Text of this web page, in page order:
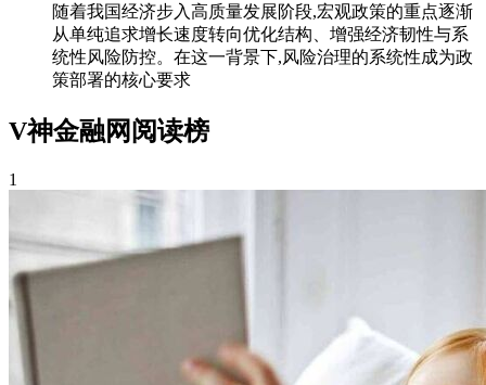
随着我国经济步入高质量发展阶段,宏观政策的重点逐渐
从单纯追求增长速度转向优化结构、增强经济韧性与系
统性风险防控。在这一背景下,风险治理的系统性成为政
策部署的核心要求
V神金融网阅读榜
1